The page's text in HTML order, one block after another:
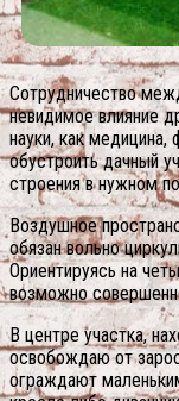
Сотрудничество
невидимое влияние
науки, как медицина,
обустроить дачный
строения в нужном
Воздушное
обязан вольно
Ориентируясь на
возможно
В центре участка,
освобождаю от
ограждают